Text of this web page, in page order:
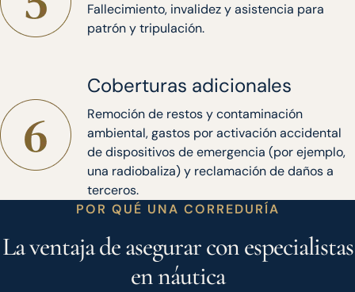
Fallecimiento, invalidez y asistencia para
patrón y tripulación.
Coberturas adicionales
Remoción de restos y contaminación
ambiental, gastos por activación accidental
de dispositivos de emergencia (por ejemplo,
una radiobaliza) y reclamación de daños a
terceros.
POR QUÉ UNA CORREDURÍA
La ventaja de asegurar con especialistas
en náutica